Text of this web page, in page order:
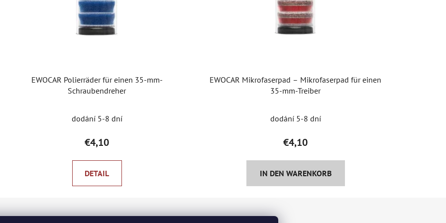
EWOCAR Polierräder für einen 35-mm-
Schraubendreher
dodání 5-8 dní
€4,10
DETAIL
EWOCAR Mikrofaserpad – Mikrofaserpad für einen
35-mm-Treiber
dodání 5-8 dní
€4,10
IN DEN WARENKORB